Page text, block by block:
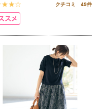
クチコミ 49件